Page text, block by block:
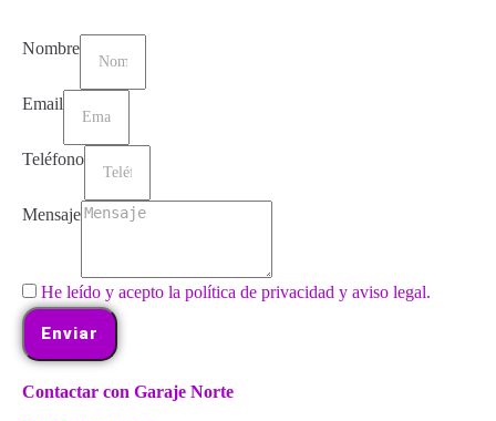
Nombre
Email
Teléfono
Mensaje
He leído y acepto la política de privacidad y aviso legal.
Enviar
Contactar con Garaje Norte